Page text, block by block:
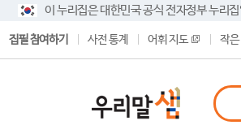
이 누리집은 대한민국 공식 전자정부 누리
집필 참여하기 사전 통계 어휘 지도 작은